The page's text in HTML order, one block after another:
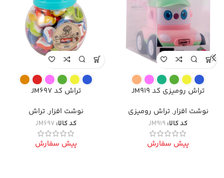
تراش رومیزی کد JM919
نوشت افزار,تراش رومیزی
کد کالا: JM919
پیش سفارش
تراش کد JM697
نوشت افزار, تراش
کد کالا:JM697
پیش سفارش